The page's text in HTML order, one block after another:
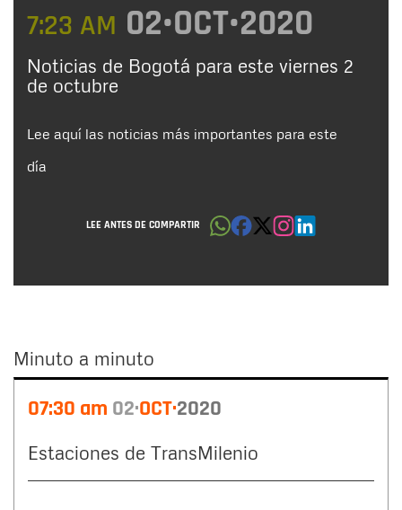
7:23 AM 02•OCT•2020
Noticias de Bogotá para este viernes 2
de octubre
Lee aquí las noticias más importantes para este
día
LEE ANTES DE COMPARTIR
Minuto a minuto
07:30 am 02 OCT 2020
Estaciones de TransMilenio